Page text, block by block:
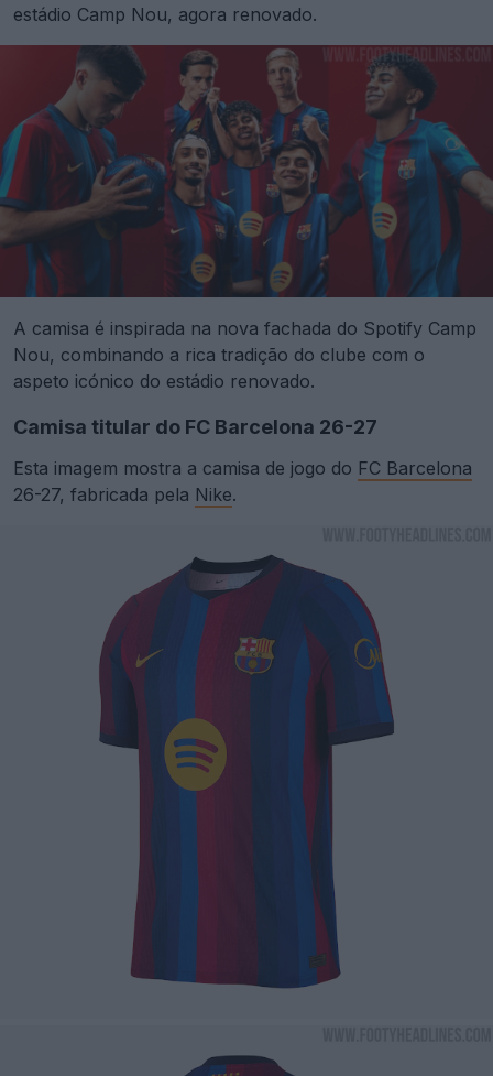
estádio Camp Nou, agora renovado.
A camisa é inspirada na nova fachada do Spotify Camp
Nou, combinando a rica tradição do clube com o
aspeto icónico do estádio renovado.
Camisa titular do FC Barcelona 26-27
Esta imagem mostra a camisa de jogo do FC Barcelona
26-27, fabricada pela Nike.